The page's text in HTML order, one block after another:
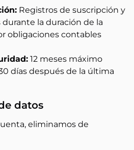
Registros de suscripción y
la duración de la
obligaciones contables
12 meses máximo
días después de la última
datos
eliminamos de